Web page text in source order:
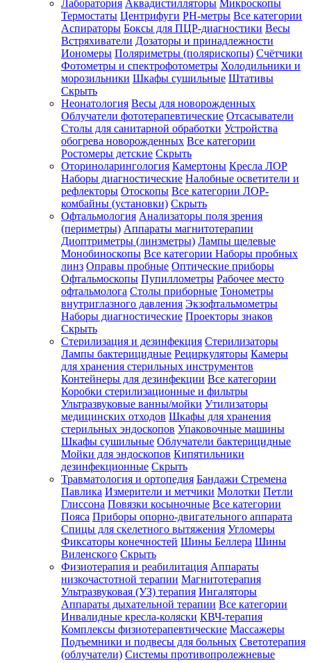
Лаборатория Аквадистилляторы Микроскопы
Термостаты Центрифуги PH-метры Все категории
Аспираторы Боксы для ПЦР-диагностики Весы
Встряхиватели Дозаторы и принадлежности
Иономеры Поляриметры (полярископы) Счётчики
Фотометры и спектрофотометры Холодильники и
морозильники Шкафы сушильные Штативы
Скрыть
Неонатология Весы для новорожденных
Облучатели фототерапевтические Отсасыватели
Столы для санитарной обработки Устройства
обогрева новорожденных Все категории
Ростомеры детские Скрыть
Оториноларингология Камертоны Кресла ЛОР
Наборы диагностические Налобные осветители и
рефлекторы Отоскопы Все категории ЛОР-
комбайны (установки) Скрыть
Офтальмология Анализаторы поля зрения
(периметры) Аппараты магнитотерапии
Диоптриметры (линзметры) Лампы щелевые
Монобиноскопы Все категории Наборы пробных
линз Оправы пробные Оптические приборы
Офтальмоскопы Пупиллометры Рабочее место
офтальмолога Столы приборные Тонометры
внутриглазного давления Экзофтальмометры
Наборы диагностические Проекторы знаков
Скрыть
Стерилизация и дезинфекция Стерилизаторы
Лампы бактерицидные Рециркуляторы Камеры
для хранения стерильных инструментов
Контейнеры для дезинфекции Все категории
Коробки стерилизационные и фильтры
Ультразвуковые ванны/мойки Утилизаторы
медицинских отходов Шкафы для хранения
стерильных эндоскопов Упаковочные машины
Шкафы сушильные Облучатели бактерицидные
Мойки для эндоскопов Кипятильники
дезинфекционные Скрыть
Травматология и ортопедия Бандажи Стремена
Павлика Измерители и метчики Молотки Петли
Глиссона Повязки косыночные Все категории
Пояса Приборы опорно-двигательного аппарата
Спицы для скелетного вытяжения Угломеры
Фиксаторы конечностей Шины Беллера Шины
Виленского Скрыть
Физиотерапия и реабилитация Аппараты
низкочастотной терапии Магнитотерапия
Ультразвуковая (УЗ) терапия Ингаляторы
Аппараты дыхательной терапии Все категории
Инвалидные кресла-коляски КВЧ-терапия
Комплексы физиотерапевтические Массажеры
Подъемники и подвесы для больных Светотерапия
(облучатели) Системы противопролежневые